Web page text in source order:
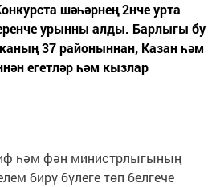
шәһәрнең 2нче урта
урынны алды. Барлыгы бу
37 районыннан, Казан һәм
егетләр һәм кызлар
һәм фән министрлыгының
бирү бүлеге төп белгече